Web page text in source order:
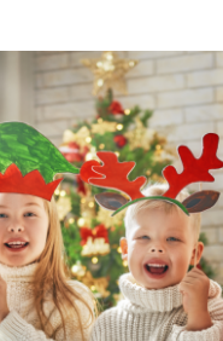
los
niños en